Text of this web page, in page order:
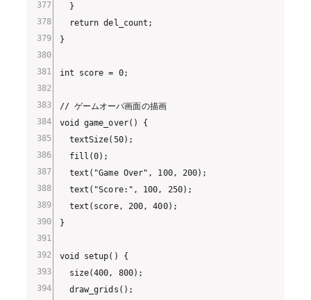
  }
  return del_count;
}
int score = 0;
// ゲームオーバ画面の描画
void game_over() {
  textSize(50);
  fill(0);
  text("Game Over", 100, 200);
  text("Score:", 100, 250);
  text(score, 200, 400);
}
void setup() {
  size(400, 800);
  draw_grids();